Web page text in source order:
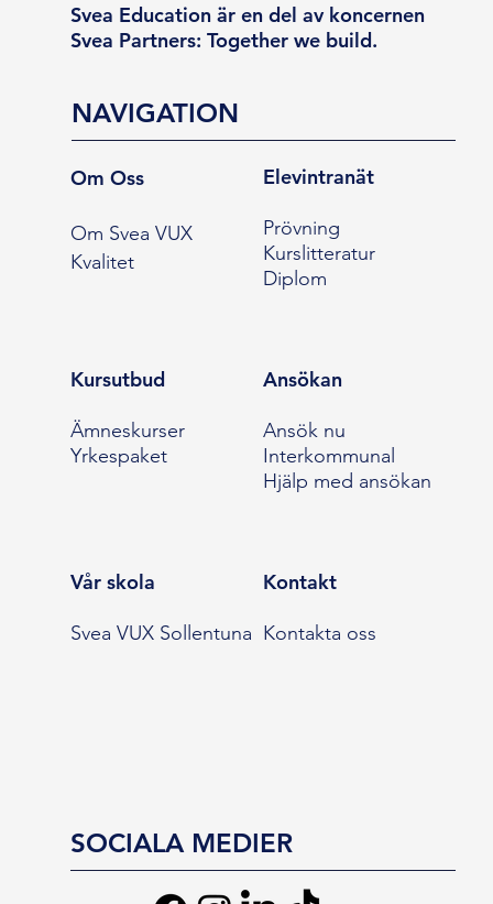
Svea Education är en del av koncernen
Svea Partners: Together we build.
NAVIGATION
Om Oss
Om Svea VUX
Kvalitet
Elevintranät
Prövning
Kurslitteratur
Diplom
Kursutbud
Ämneskurser
Yrkespaket
Ansökan
Ansök nu
Interkommunal
Hjälp med ansökan
Vår skola
Svea VUX Sollentuna
Kontakt
Kontakta oss
SOCIALA MEDIER